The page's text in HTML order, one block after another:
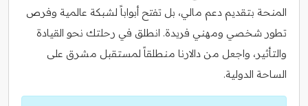
المنحة بتقديم دعم مالي، بل تفتح أبواباً لشبكة عالمية وفرص
تطور شخصي ومهني فريدة. انطلق في رحلتك نحو القيادة
والتأثير، واجعل من دالارنا منطلقاً لمستقبل مشرق على
الساحة الدولية.